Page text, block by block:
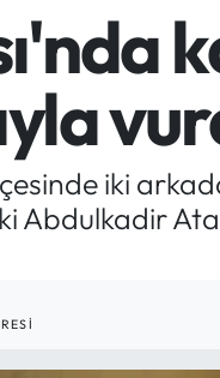
iki
Abdulkadir